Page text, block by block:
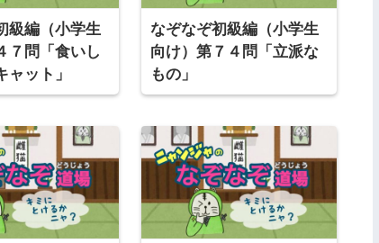
級編（小学生
７問「食いし
ャット」
なぞなぞ初級編（小学生
向け）第７４問「立派な
もの」